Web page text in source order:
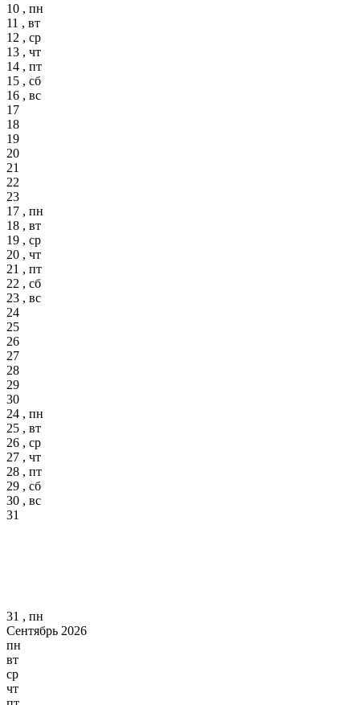
10 , пн
11 , вт
12 , ср
13 , чт
14 , пт
15 , сб
16 , вс
17
18
19
20
21
22
23
17 , пн
18 , вт
19 , ср
20 , чт
21 , пт
22 , сб
23 , вс
24
25
26
27
28
29
30
24 , пн
25 , вт
26 , ср
27 , чт
28 , пт
29 , сб
30 , вс
31
31 , пн
Сентябрь 2026
пн
вт
ср
чт